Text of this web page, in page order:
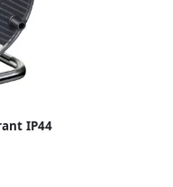
IP44
F 3G1 5